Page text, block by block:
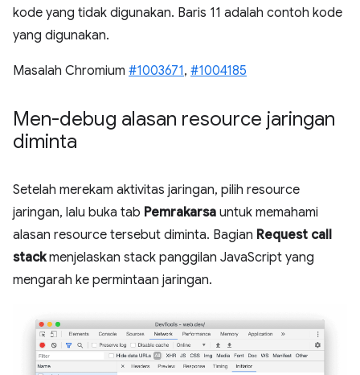
kode yang tidak digunakan. Baris 11 adalah contoh kode
yang digunakan.
Masalah Chromium #1003671, #1004185
Men-debug alasan resource jaringan
diminta
Setelah merekam aktivitas jaringan, pilih resource
jaringan, lalu buka tab Pemrakarsa untuk memahami
alasan resource tersebut diminta. Bagian Request call
stackmenjelaskan stack panggilan JavaScript yang
mengarah ke permintaan jaringan.